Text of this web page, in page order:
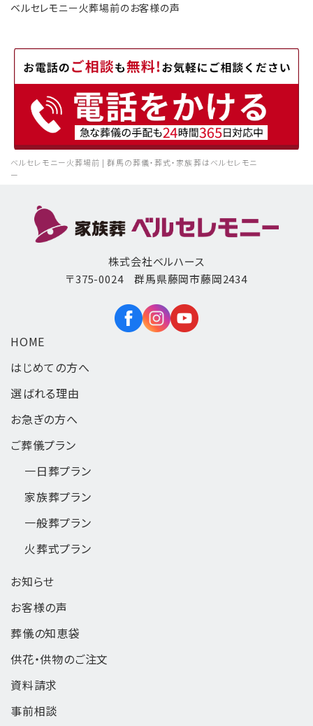
ベルセレモニー火葬場前 | 群馬の葬儀・葬式・家族葬はベルセレモニ
ー
ベルセレモニー火葬場前のお客様の声
株式会社ベルハース
〒375-0024 群馬県藤岡市藤岡2434
HOME
はじめての方へ
選ばれる理由
お急ぎの方へ
ご葬儀プラン
一日葬プラン
家族葬プラン
一般葬プラン
火葬式プラン
お知らせ
お客様の声
葬儀の知恵袋
供花・供物のご注文
資料請求
事前相談